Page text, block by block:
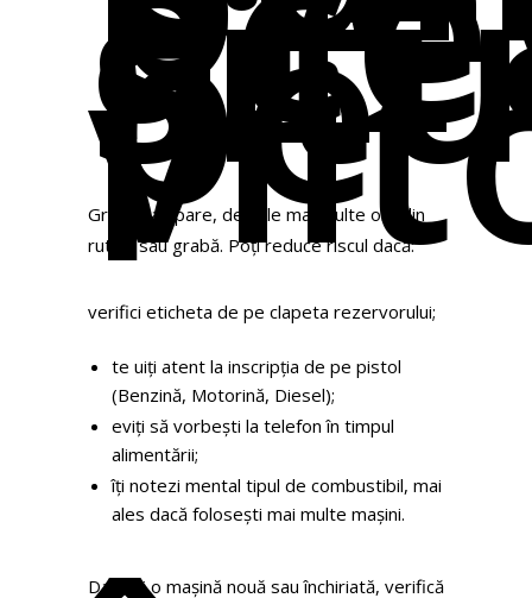
pe
Greșeala apare, de cele mai multe ori, din
rutină sau grabă. Poți reduce riscul dacă:
verifici eticheta de pe clapeta rezervorului;
te uiți atent la inscripția de pe pistol
(Benzină, Motorină, Diesel);
eviți să vorbești la telefon în timpul
alimentării;
îți notezi mental tipul de combustibil, mai
ales dacă folosești mai multe mașini.
Dacă ai o mașină nouă sau închiriată, verifică